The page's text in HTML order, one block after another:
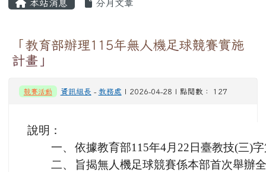
本站消息 分月文章
「教育部辦理115年無人機足球競賽實施
計畫」
競賽活動 資訊組長 - 教務處 | 2026-04-28 | 點閱數： 127
說明：
一、 依據教育部115年4月22日臺教技(三)
二、
旨揭無人機足球競賽係本部首次舉辦